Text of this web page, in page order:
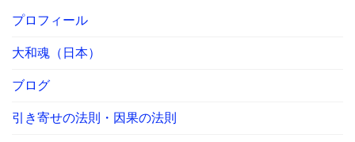
プロフィール
大和魂（日本）
ブログ
引き寄せの法則・因果の法則